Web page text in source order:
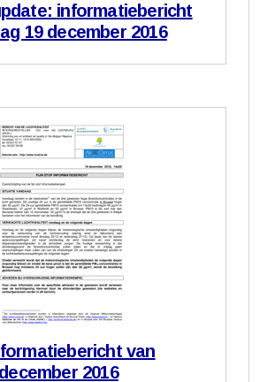
informatiebericht
19 december 2016
van
2016